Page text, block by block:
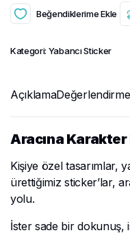
Beğendiklerime Ekle
Kategori: Yabancı Sticker
Açıklama
Aracına
Kişiye özel tasarımlar,
ürettiğimiz sticker’lar,
yolu.
İster sade bir dokunuş,